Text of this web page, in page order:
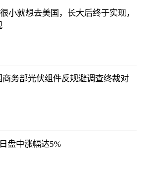
小就想去美国，长大后终于实现，
务部光伏组件反规避调查终裁对
盘中涨幅达5%